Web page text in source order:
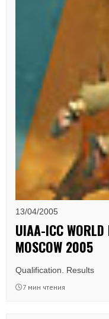
13/04/2005
UIAA-ICC
MOSCOW 2005
Qualification. Results
7 мин чтения